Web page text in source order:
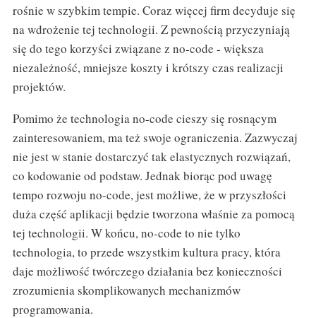
rośnie w szybkim tempie. Coraz więcej firm decyduje się
na wdrożenie tej technologii. Z pewnością przyczyniają
się do tego korzyści związane z no-code - większa
niezależność, mniejsze koszty i krótszy czas realizacji
projektów.
Pomimo że technologia no-code cieszy się rosnącym
zainteresowaniem, ma też swoje ograniczenia. Zazwyczaj
nie jest w stanie dostarczyć tak elastycznych rozwiązań,
co kodowanie od podstaw. Jednak biorąc pod uwagę
tempo rozwoju no-code, jest możliwe, że w przyszłości
duża część aplikacji będzie tworzona właśnie za pomocą
tej technologii. W końcu, no-code to nie tylko
technologia, to przede wszystkim kultura pracy, która
daje możliwość twórczego działania bez konieczności
zrozumienia skomplikowanych mechanizmów
programowania.